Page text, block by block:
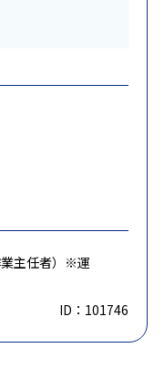
主任者）※運
ID：101746